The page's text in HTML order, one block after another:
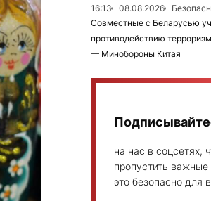
16:13
08.08.2026
Совместные с Беларусью
противодействию
— Минобороны Китая
на нас в соцсетях,
пропустить
это безопасно для